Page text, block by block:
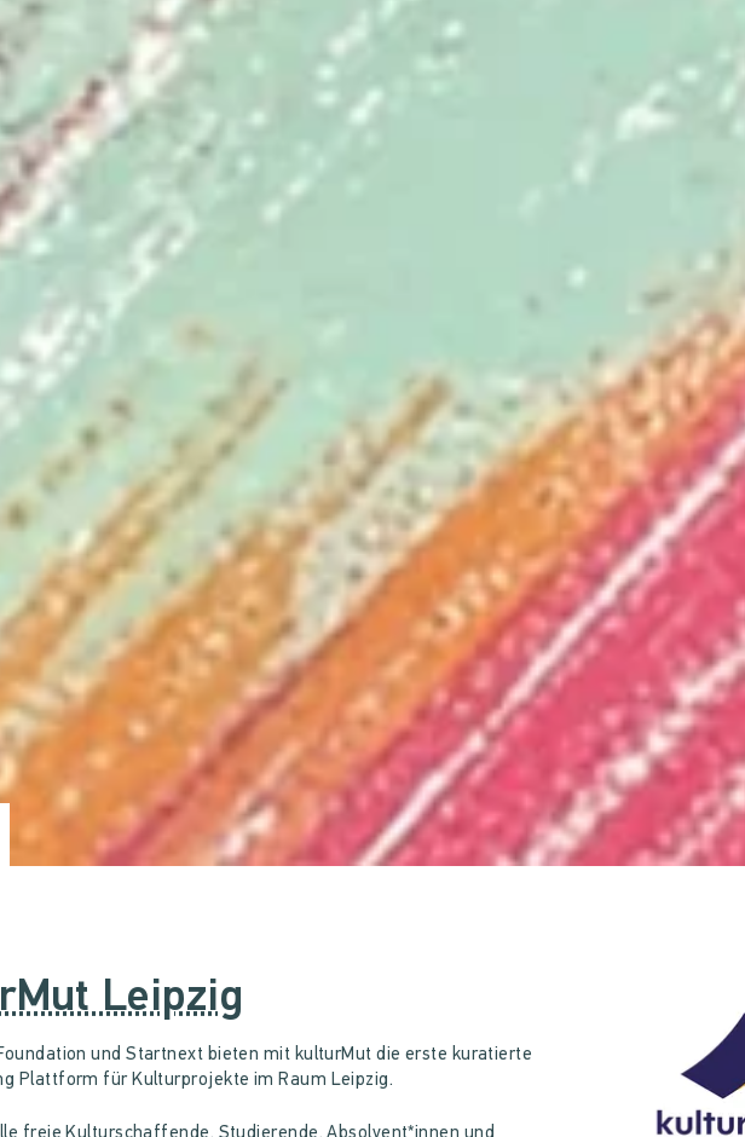
Leipzig
und Startnext bieten mit kulturMut die erste kuratierte
Plattform für Kulturprojekte im Raum Leipzig.
freie Kulturschaffende, Studierende, Absolvent*innen und